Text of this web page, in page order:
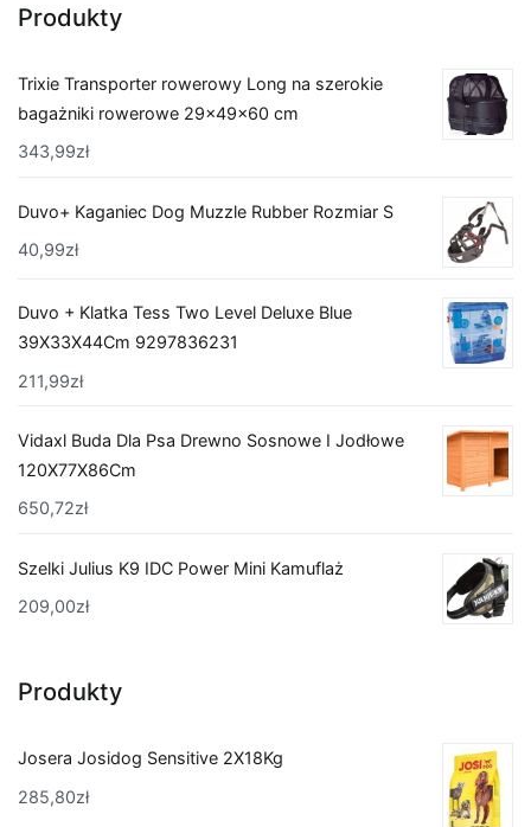
Produkty
Trixie Transporter rowerowy Long na szerokie
bagażniki rowerowe 29x49x60 cm
343,99zł
Duvo+ Kaganiec Dog Muzzle Rubber Rozmiar S
40,99zł
Duvo + Klatka Tess Two Level Deluxe Blue
39X33X44Cm 9297836231
211,99zł
Vidaxl Buda Dla Psa Drewno Sosnowe I Jodłowe
120X77X86Cm
650,72zł
Szelki Julius K9 IDC Power Mini Kamuflaż
209,00zł
Produkty
Josera Josidog Sensitive 2X18Kg
285,80zł